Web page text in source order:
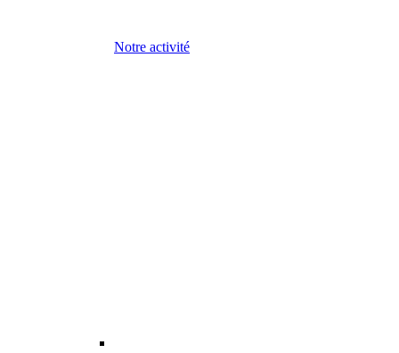
Notre activité